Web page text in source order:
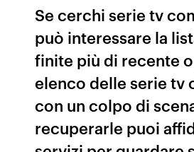
Se cerchi serie tv
può interessare la
finite più di recente
elenco delle serie tv
con un colpo di
recuperarle puoi